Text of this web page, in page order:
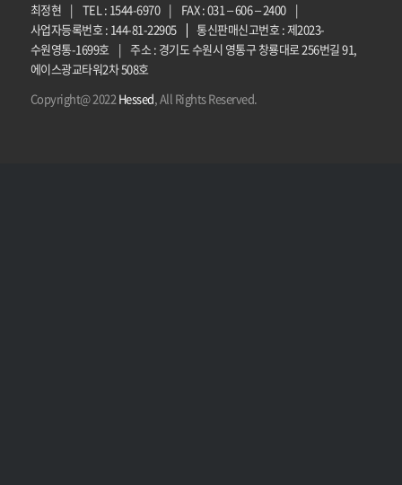
최정현 | TEL : 1544-6970 | FAX : 031 – 606 – 2400
|
사업자등록번호 : 144-81-22905
통신판매신고번호 : 제2023-
수원영통-1699호
| 주소 : 경기도 수원시 영통구 창룡대로 256번길 91,
에이스광교타워2차 508호
Copyright@ 2022 Hessed, All Rights Reserved.